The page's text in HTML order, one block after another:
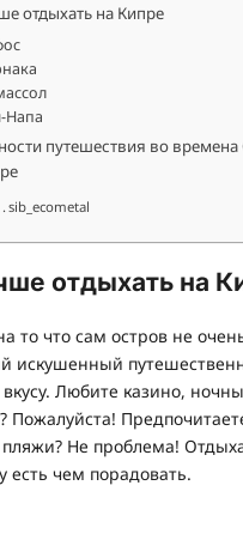
отдыхать на Кипре
Напа
путешествия во времена
sib_ecometal
отдыхать на
то что сам остров не
искушенный
вкусу. Любите казино,
Пожалуйста!
Не проблема!
есть чем порадовать.